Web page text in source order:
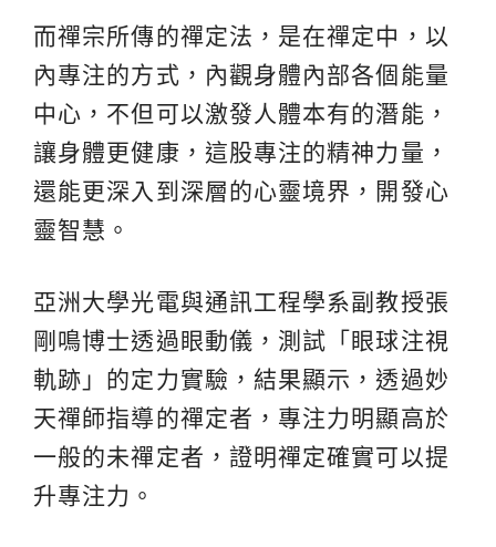
而禪宗所傳的禪定法，是在禪定中，以
內專注的方式，內觀身體內部各個能量
中心，不但可以激發人體本有的潛能，
讓身體更健康，這股專注的精神力量，
還能更深入到深層的心靈境界，開發心
靈智慧。
亞洲大學光電與通訊工程學系副教授張
剛鳴博士透過眼動儀，測試「眼球注視
軌跡」的定力實驗，結果顯示，透過妙
天禪師指導的禪定者，專注力明顯高於
一般的未禪定者，證明禪定確實可以提
升專注力。